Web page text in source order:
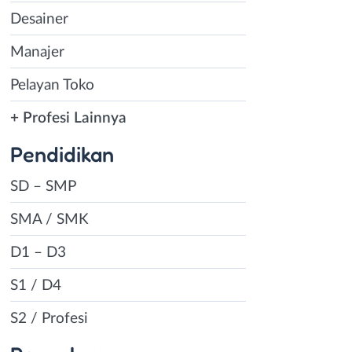
Desainer
Manajer
Pelayan Toko
+ Profesi Lainnya
Pendidikan
SD – SMP
SMA / SMK
D1 – D3
S1 / D4
S2 / Profesi